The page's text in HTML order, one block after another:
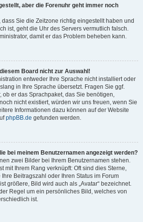
aber die Forenuhr geht immer noch
Sie die Zeitzone richtig eingestellt haben und
ist, geht die Uhr des Servers vermutlich falsch.
damit er das Problem beheben kann.
Board nicht zur Auswahl!
entweder Ihre Sprache nicht installiert oder
in Ihre Sprache übersetzt. Fragen Sie ggf.
ob er das Sprachpaket, das Sie benötigen,
nicht existiert, würden wir uns freuen, wenn Sie
Informationen dazu können auf der Website
phpBB.de gefunden werden.
bei meinem Benutzernamen angezeigt werden?
zwei Bilder bei Ihrem Benutzernamen stehen.
mit Ihrem Rang verknüpft: Oft sind dies Sterne,
Beitragszahl oder Ihren Status im Forum
größere, Bild wird auch als „Avatar“ bezeichnet.
Regel um ein persönliches Bild, welches von
ist.